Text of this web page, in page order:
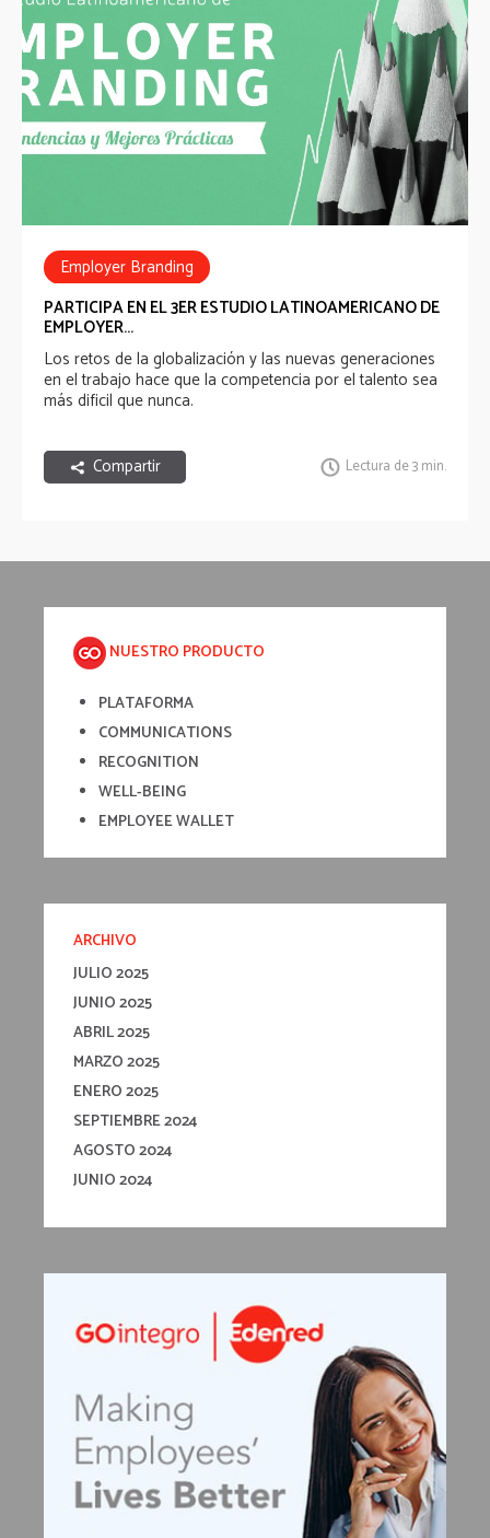
Employer Branding
PARTICIPA EN EL 3ER ESTUDIO LATINOAMERICANO DE
EMPLOYER...
Los retos de la globalización y las nuevas generaciones
en el trabajo hace que la competencia por el talento sea
más dificil que nunca.
Compartir Lectura de 3 min.
NUESTRO PRODUCTO
PLATAFORMA
COMMUNICATIONS
RECOGNITION
WELL-BEING
EMPLOYEE WALLET
ARCHIVO
JULIO 2025
JUNIO 2025
ABRIL 2025
MARZO 2025
ENERO 2025
SEPTIEMBRE 2024
AGOSTO 2024
JUNIO 2024